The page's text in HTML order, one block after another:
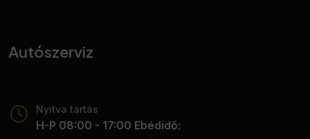
Autószerviz
Nyitva tartás
H-P 08:00 - 17:00 Ebédidő: